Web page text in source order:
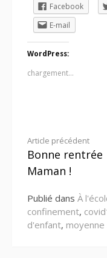
Facebook
E-mail
WordPress:
chargement…
Lire
la
Article précédent
Bonne rentrée
Maman !
Publié dans À
confinement,
d'enfant,